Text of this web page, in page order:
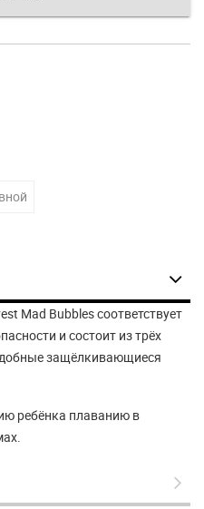
Mad Bubbles соответствует
и состоит из трёх
защёлкивающиеся
ребёнка плаванию в